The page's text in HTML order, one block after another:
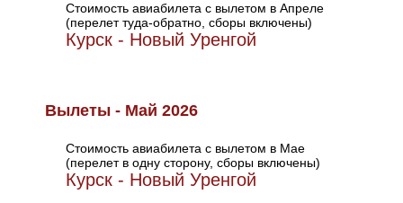
Стоимость авиабилета с вылетом в Апреле
(перелет туда-обратно, сборы включены)
Курск - Новый Уренгой
Вылеты - Май 2026
Стоимость авиабилета с вылетом в Мае
(перелет в одну сторону, сборы включены)
Курск - Новый Уренгой